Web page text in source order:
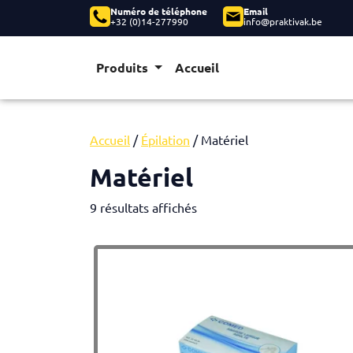
Numéro de téléphone
+32 (0)14-277990
Email
info@praktivak.be
Produits Accueil
Accueil / Épilation / Matériel
Matériel
9 résultats affichés